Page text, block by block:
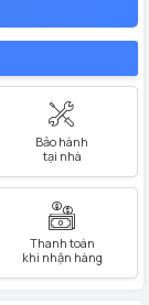
Bảo hành
tại nhà
Thanh toán
khi nhận hàng